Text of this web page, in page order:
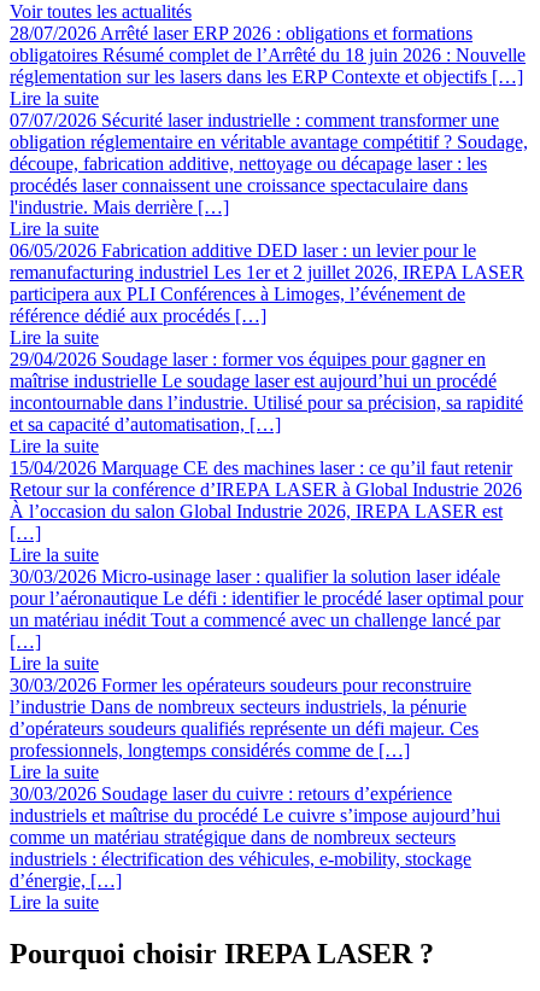
Voir toutes les actualités
28/07/2026 Arrêté laser ERP 2026 : obligations et formations
obligatoires Résumé complet de l’Arrêté du 18 juin 2026 : Nouvelle
réglementation sur les lasers dans les ERP Contexte et objectifs […]
Lire la suite
07/07/2026 Sécurité laser industrielle : comment transformer une
obligation réglementaire en véritable avantage compétitif ? Soudage,
découpe, fabrication additive, nettoyage ou décapage laser : les
procédés laser connaissent une croissance spectaculaire dans
l'industrie. Mais derrière […]
Lire la suite
06/05/2026 Fabrication additive DED laser : un levier pour le
remanufacturing industriel Les 1er et 2 juillet 2026, IREPA LASER
participera aux PLI Conférences à Limoges, l’événement de
référence dédié aux procédés […]
Lire la suite
29/04/2026 Soudage laser : former vos équipes pour gagner en
maîtrise industrielle Le soudage laser est aujourd’hui un procédé
incontournable dans l’industrie. Utilisé pour sa précision, sa rapidité
et sa capacité d’automatisation, […]
Lire la suite
15/04/2026 Marquage CE des machines laser : ce qu’il faut retenir
Retour sur la conférence d’IREPA LASER à Global Industrie 2026
À l’occasion du salon Global Industrie 2026, IREPA LASER est
[…]
Lire la suite
30/03/2026 Micro-usinage laser : qualifier la solution laser idéale
pour l’aéronautique Le défi : identifier le procédé laser optimal pour
un matériau inédit Tout a commencé avec un challenge lancé par
[…]
Lire la suite
30/03/2026 Former les opérateurs soudeurs pour reconstruire
l’industrie Dans de nombreux secteurs industriels, la pénurie
d’opérateurs soudeurs qualifiés représente un défi majeur. Ces
professionnels, longtemps considérés comme de […]
Lire la suite
30/03/2026 Soudage laser du cuivre : retours d’expérience
industriels et maîtrise du procédé Le cuivre s’impose aujourd’hui
comme un matériau stratégique dans de nombreux secteurs
industriels : électrification des véhicules, e-mobility, stockage
d’énergie, […]
Lire la suite
Pourquoi choisir IREPA LASER ?